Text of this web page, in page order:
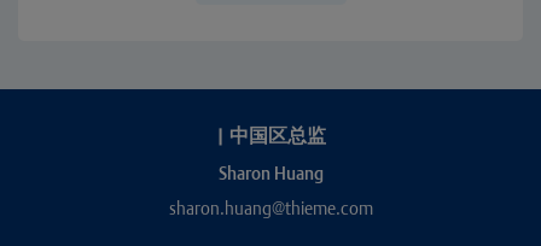
| 中国区总监
Sharon Huang
sharon.huang@thieme.com